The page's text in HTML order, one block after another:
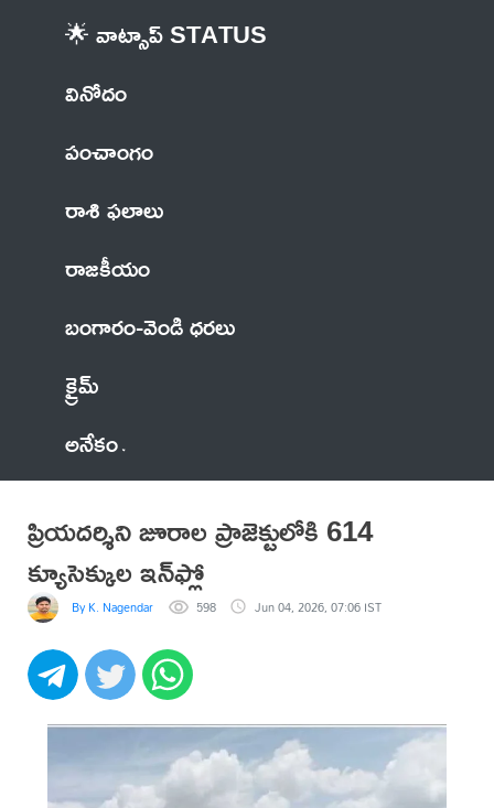
🌟 వాట్సాప్ STATUS
వినోదం
పంచాంగం
రాశి ఫలాలు
రాజకీయం
బంగారం-వెండి ధరలు
క్రైమ్
అనేకం
ప్రియదర్శిని జూరాల ప్రాజెక్టులోకి 614
క్యూసెక్కుల ఇన్‌ఫ్లో
By K. Nagendar 598 Jun 04, 2026, 07:06 IST